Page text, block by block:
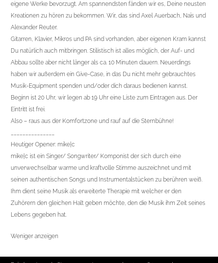
eigene Werke bevorzugt. Am spannendsten fänden wir es, Deine neusten
Kreationen zu hören zu bekommen. Wir, das sind Axel Auerbach, Naïs und
Alexander Reuter.
Gitarren, Klavier, Mikros und PA sind vorhanden, aber eigenen Kram kannst
Du natürlich auch mitbringen. Stilistisch ist alles möglich, der Auf- und
Abbau sollte aber nicht länger als ca. 10 Minuten dauern. Neuerdings
haben wir außerdem ein Give-Case, in das Du nicht mehr gebrauchtes
Musik-Equipment spenden und/oder dich daraus bedienen kannst.
Beginn ist 20 Uhr, wir legen ab 19 Uhr eine Liste zum Eintragen aus. Der
Eintritt ist frei.
Also – raus aus der Komfortzone und rauf auf die Sternbühne!
Heutiger Opener: mike|c
mike|c ist ein Singer/ Songwriter/ Komponist der sich durch eine
unverwechselbar warme und kraftvolle Stimme auszeichnet und mit
seinen authentischen Songs und Instrumentalstücken zu berühren weiß.
Ihm dient seine Musik als erweiterte Therapie mit welcher er den
Zuhörern den gleichen Halt geben möchte, den die Musik ihm Zeit seines
Lebens gegeben hat.
Weniger anzeigen